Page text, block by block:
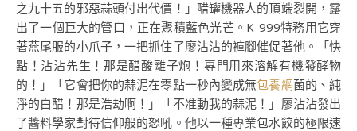
之九十五的邪惡蒜頭付出代價！」醋罐機器人的頂端裂開，露
出了一個巨大的管口，正在聚積藍色光芒。K-999特務用它穿
著燕尾服的小爪子，一把抓住了廖沾沾的褲腳催促著他。「快
點！沾沾先生！那是醋酸離子炮！專門用來溶解有機發酵物
的！」「它會把你的蒜泥在零點一秒內變成無包養網菌的、純
淨的白醋！那是浩劫啊！」「不准動我的蒜泥！」廖沾沾發出
了醬料學家對待信仰般的怒吼。他以一種專業包水餃的極限速